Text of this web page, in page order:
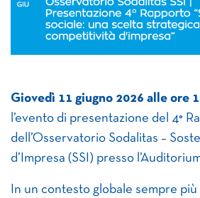
Giovedì 11 giugno 2026 alle ore
l’evento di presentazione del 4°
dell’Osservatorio Sodalitas –
d’Impresa (SSI) presso
In un contesto globale sempre più